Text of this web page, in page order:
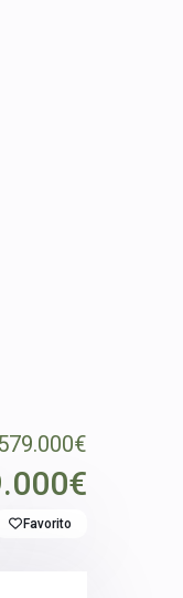
579.000€
Favorito